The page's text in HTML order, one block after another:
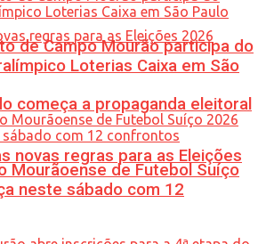
começa a propaganda eleitoral
novas regras para as Eleições
de Campo Mourão participa do
Loterias Caixa em São
Mourãoense de Futebol Suíço
neste sábado com 12